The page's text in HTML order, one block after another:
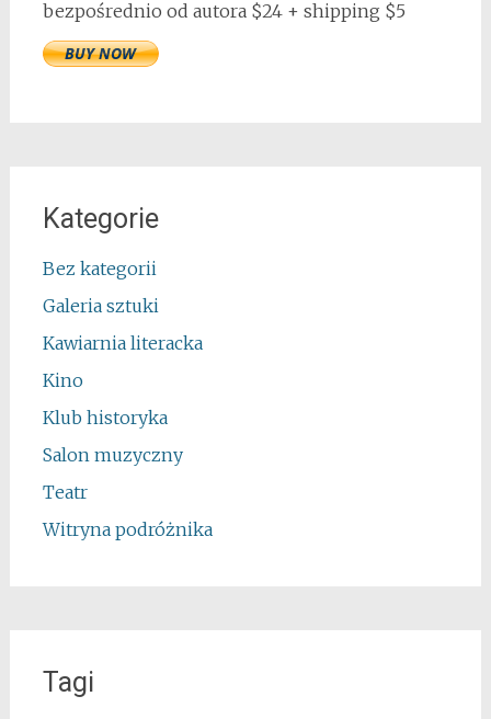
bezpośrednio od autora $24 + shipping $5
Kategorie
Bez kategorii
Galeria sztuki
Kawiarnia literacka
Kino
Klub historyka
Salon muzyczny
Teatr
Witryna podróżnika
Tagi